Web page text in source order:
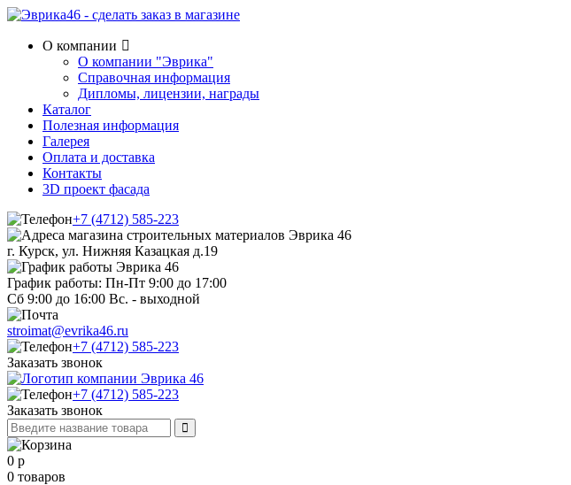
О компании
О компании "Эврика"
Справочная информация
Дипломы, лицензии, награды
Каталог
Полезная информация
Галерея
Оплата и доставка
Контакты
3D проект фасада
+7 (4712) 585-223
г. Курск, ул. Нижняя Казацкая д.19
График работы: Пн-Пт 9:00 до 17:00
Сб 9:00 до 16:00 Вс. - выходной
stroimat@evrika46.ru
+7 (4712) 585-223
Заказать звонок
+7 (4712) 585-223
Заказать звонок
0 р
0 товаров